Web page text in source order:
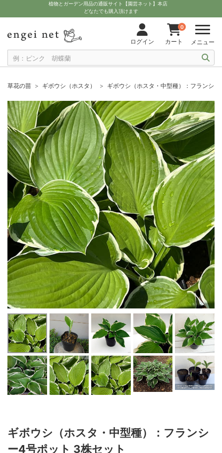
植物とガーデン用品の通販サイト【園芸ネット】本店
どなたでも購入頂けます
ログイン
0
カート メニュー
草花の苗 ギボウシ（ホスタ） ギボウシ（ホスタ・中型種）：フランシ
ギボウシ（ホスタ・中型種）：フランシ
ー4号ポット 3株セット